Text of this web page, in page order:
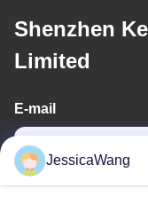
Shenzhen
Limited
E-mail
JessicaWang